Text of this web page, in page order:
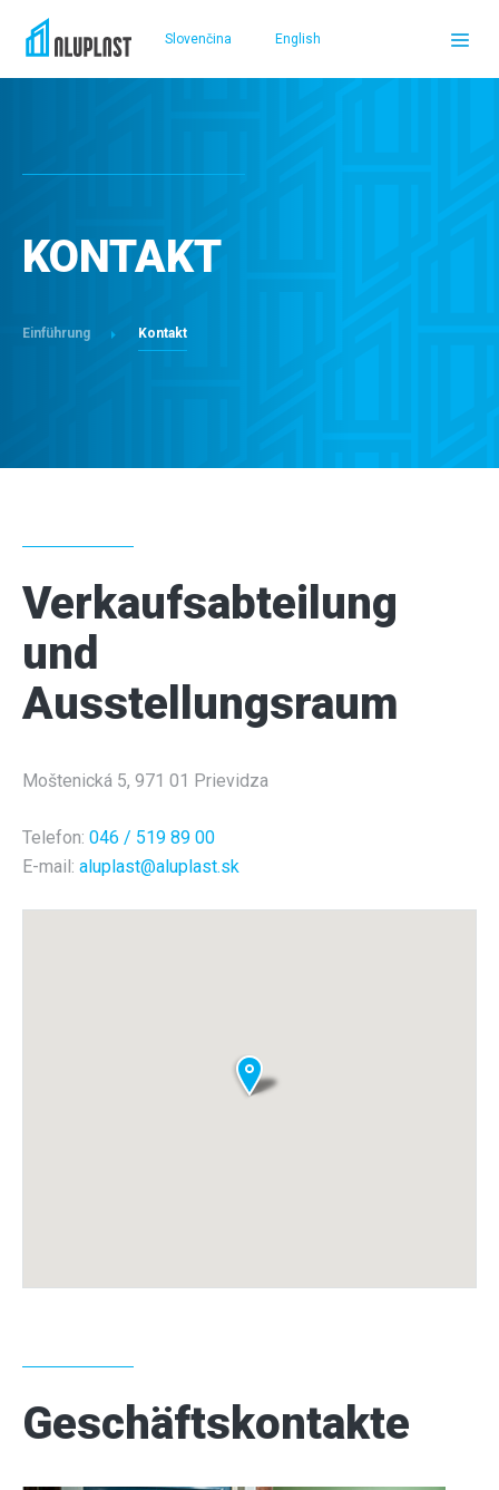
English
Slovenčina
REFERENZEN
KONTAKT
Einführung Kontakt
Verkaufsabteilung
und
Ausstellungsraum
Moštenická 5, 971 01 Prievidza
Telefon: 046 / 519 89 00
E-mail: aluplast@aluplast.sk
Geschäftskontakte